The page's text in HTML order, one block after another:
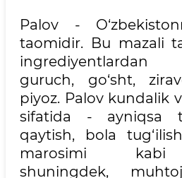
Palov -
taomidir. Bu mazali
ingrediyentlardan
guruch, go‘sht,
piyoz. Palov kundalik
sifatida - ayniqsa
qaytish, bola
marosimi kabi
shuningdek,